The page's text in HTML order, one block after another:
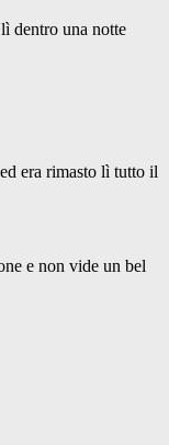
dentro una notte
era rimasto lì tutto il
e non vide un bel